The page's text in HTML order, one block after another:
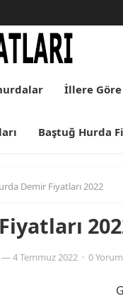
İllere
Baştuğ Hurda
Demir Fiyatları 2022
—4 Temmuz 2022 · 0 Yorum